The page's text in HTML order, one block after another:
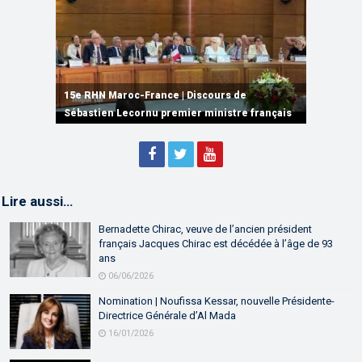
15e RHN Maroc-France | Signature de
plusieurs accords de coopération et de
partenariat
15e RHN Maroc-France | Discours de
Sébastien Lecornu premier ministre français
15e Réunion de Haut Niveau Maroc-France |
Discours de M. Aziz Akhannouch
Lire aussi…
Bernadette Chirac, veuve de l’ancien président
français Jacques Chirac est décédée à l’âge de 93
ans
06/06/2026
Nomination | Noufissa Kessar, nouvelle Présidente-
Directrice Générale d’Al Mada
16/01/2026